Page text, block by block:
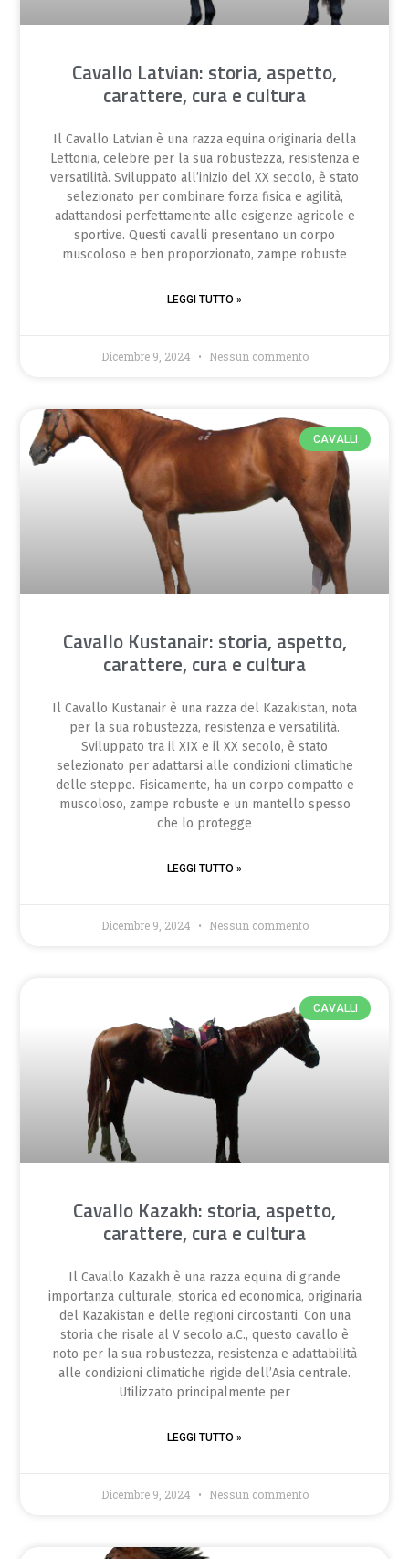
Cavallo Latvian: storia, aspetto,
carattere, cura e cultura
Il Cavallo Latvian è una razza equina originaria della
Lettonia, celebre per la sua robustezza, resistenza e
versatilità. Sviluppato all’inizio del XX secolo, è stato
selezionato per combinare forza fisica e agilità,
adattandosi perfettamente alle esigenze agricole e
sportive. Questi cavalli presentano un corpo
muscoloso e ben proporzionato, zampe robuste
LEGGI TUTTO »
Dicembre 9, 2024 Nessun commento
CAVALLI
Cavallo Kustanair: storia, aspetto,
carattere, cura e cultura
Il Cavallo Kustanair è una razza del Kazakistan, nota
per la sua robustezza, resistenza e versatilità.
Sviluppato tra il XIX e il XX secolo, è stato
selezionato per adattarsi alle condizioni climatiche
delle steppe. Fisicamente, ha un corpo compatto e
muscoloso, zampe robuste e un mantello spesso
che lo protegge
LEGGI TUTTO »
Dicembre 9, 2024 Nessun commento
CAVALLI
Cavallo Kazakh: storia, aspetto,
carattere, cura e cultura
Il Cavallo Kazakh è una razza equina di grande
importanza culturale, storica ed economica, originaria
del Kazakistan e delle regioni circostanti. Con una
storia che risale al V secolo a.C., questo cavallo è
noto per la sua robustezza, resistenza e adattabilità
alle condizioni climatiche rigide dell’Asia centrale.
Utilizzato principalmente per
LEGGI TUTTO »
Dicembre 9, 2024 Nessun commento